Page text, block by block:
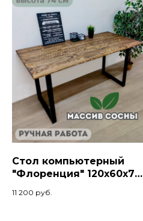
Стол компьютерный
"Флоренция" 120х60х74,
11 200 руб.